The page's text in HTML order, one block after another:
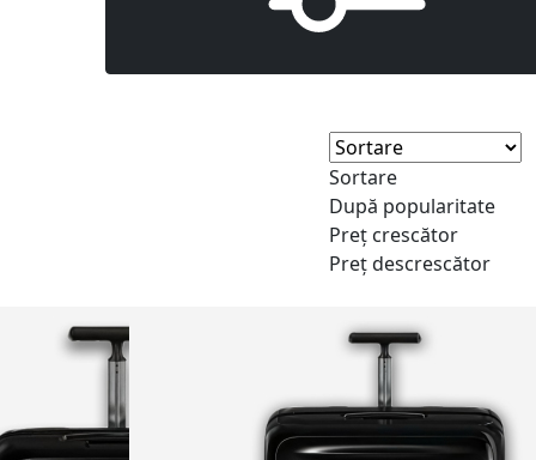
Sortare
După popularitate
Preț crescător
Preț descrescător